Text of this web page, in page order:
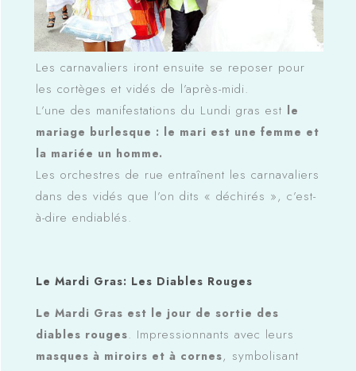
Les carnavaliers iront ensuite se reposer pour
les cortèges et vidés de l’après-midi.
L’une des manifestations du Lundi gras est le
mariage burlesque : le mari est une femme et
la mariée un homme.
Les orchestres de rue entraînent les carnavaliers
dans des vidés que l’on dits « déchirés », c’est-
à-dire endiablés.
Le Mardi Gras: Les Diables Rouges
Le Mardi Gras est le jour de sortie des
diables rouges. Impressionnants avec leurs
masques à miroirs et à cornes, symbolisant